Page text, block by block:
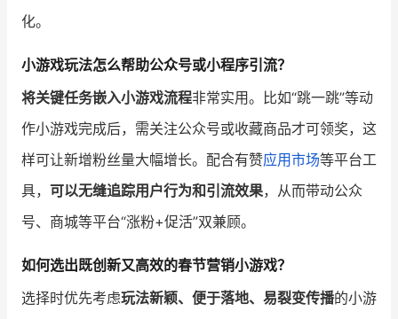
化。
小游戏玩法怎么帮助公众号或小程序引流？
将关键任务嵌入小游戏流程非常实用。比如“跳一跳”等动
作小游戏完成后，需关注公众号或收藏商品才可领奖，这
样可让新增粉丝量大幅增长。配合有赞应用市场等平台工
具， 可以无缝追踪用户行为和引流效果，从而带动公众
号、商城等平台“涨粉+促活”双兼顾。
如何选出既创新又高效的春节营销小游戏？
选择时优先考虑玩法新颖、便于落地、易裂变传播的小游